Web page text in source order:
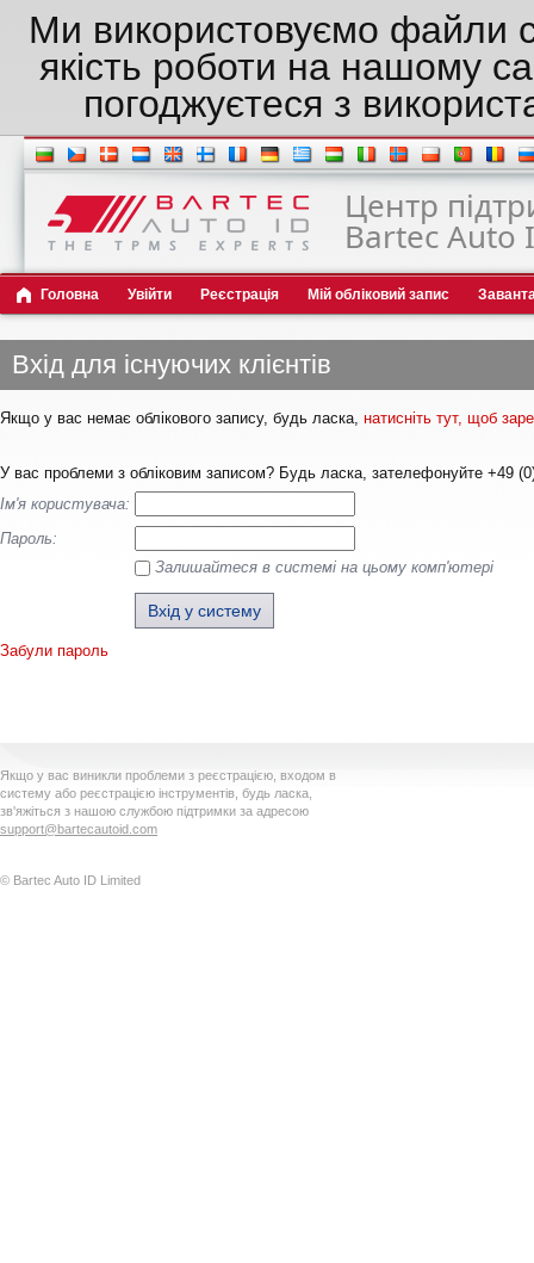
Ми використовуємо файли
якість роботи на нашому
погоджуєтеся з
Центр
Bartec Auto
Головна Увійти Реєстрація Мій обліковий запис
Вхід для існуючих клієнтів
Якщо у вас немає облікового запису, будь ласка, натисніть тут, щоб
У вас проблеми з обліковим записом? Будь ласка, зателефонуйте +49
Ім'я користувача:
Пароль:
Залишайтеся в системі на цьому комп'ютері
Забули пароль
Якщо у вас виникли проблеми з реєстрацією, входом в
систему або реєстрацією інструментів, будь ласка,
зв'яжіться з нашою службою підтримки за адресою
support@bartecautoid.com
© Bartec Auto ID Limited